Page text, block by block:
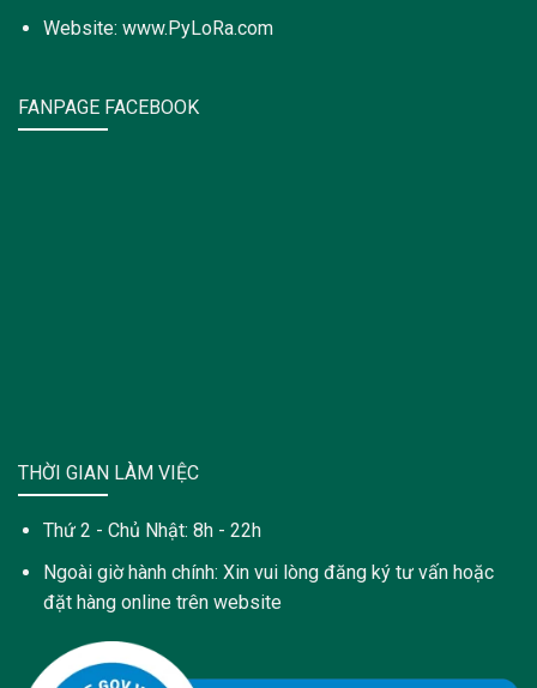
Website: www.PyLoRa.com
FANPAGE FACEBOOK
THỜI GIAN LÀM VIỆC
Thứ 2 - Chủ Nhật: 8h - 22h
Ngoài giờ hành chính: Xin vui lòng đăng ký tư vấn hoặc
đặt hàng online trên website